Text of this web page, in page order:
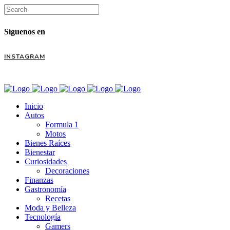
Síguenos en
INSTAGRAM
Inicio
Autos
Formula 1
Motos
Bienes Raíces
Bienestar
Curiosidades
Decoraciones
Finanzas
Gastronomía
Recetas
Moda y Belleza
Tecnología
Gamers